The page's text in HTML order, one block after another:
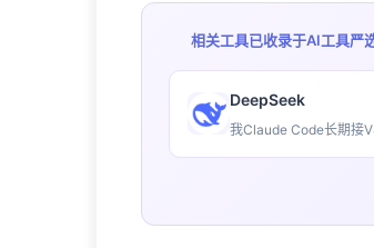
相关工具已收录于AI工具严
DeepSeek
我Claude Code长期接